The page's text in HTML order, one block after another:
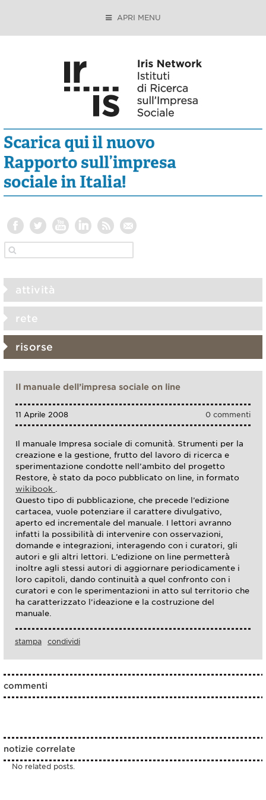
APRI MENU
attività
rete
risorse
Il manuale dell’impresa sociale on line
0 commenti
11 Aprile 2008
Il manuale Impresa sociale di comunità. Strumenti per la
creazione e la gestione, frutto del lavoro di ricerca e
sperimentazione condotte nell’ambito del progetto
Restore, è stato da poco pubblicato on line, in formato
wikibook
Questo tipo di pubblicazione, che precede l’edizione
cartacea, vuole potenziare il carattere divulgativo,
aperto ed incrementale del manuale. I lettori avranno
infatti la possibilità di intervenire con osservazioni,
domande e integrazioni, interagendo con i curatori, gli
autori e gli altri lettori. L’edizione on line permetterà
inoltre agli stessi autori di aggiornare periodicamente i
loro capitoli, dando continuità a quel confronto con i
curatori e con le sperimentazioni in atto sul territorio che
ha caratterizzato l’ideazione e la costruzione del
manuale.
stampa condividi
commenti
notizie correlate
No related posts.